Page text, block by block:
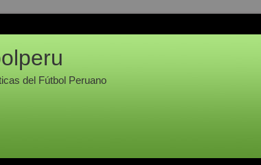
del Fútbol Peruano